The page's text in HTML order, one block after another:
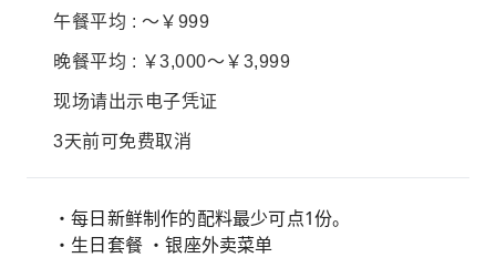
午餐平均 : ～￥999
晚餐平均 : ￥3,000～￥3,999
现场请出示电子凭证
3天前可免费取消
・每日新鲜制作的配料最少可点1份。
・生日套餐 ・银座外卖菜单